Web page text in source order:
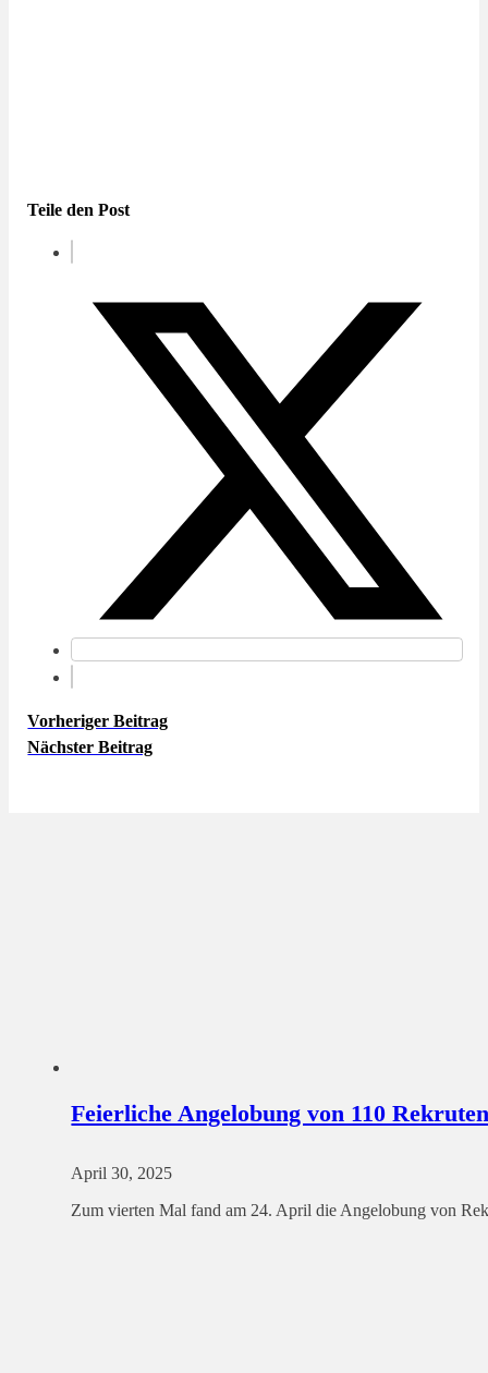
Teile den Post
Vorheriger Beitrag
Nächster Beitrag
Feierliche Angelobung von 110
April 30, 2025
Zum vierten Mal fand am 24. April die Angelobung von